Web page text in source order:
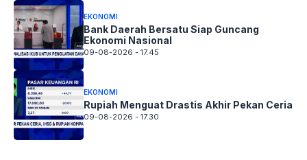
EKONOMI
Bank Daerah Bersatu Siap Guncang
Ekonomi Nasional
09-08-2026 - 17.45
EKONOMI
Rupiah Menguat Drastis Akhir Pekan Ceria
09-08-2026 - 17.30